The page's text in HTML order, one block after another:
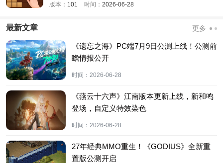
版本： 101 时间： 2026-06-28
最新文章 更多
《遗忘之海》PC端7月9日公测上线！公测前
瞻情报公开
时间： 2026-06-28
《燕云十六声》江南版本更新上线，新和鸣
登场，自定义特效染色
时间： 2026-06-28
27年经典MMO重生！《GODIUS》全新重
置版公测开启